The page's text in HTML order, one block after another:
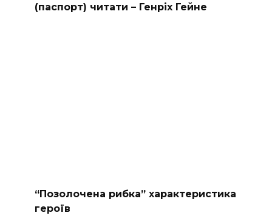
(паспорт) читати – Генріх Гейне
“Позолочена рибка” характеристика
героїв